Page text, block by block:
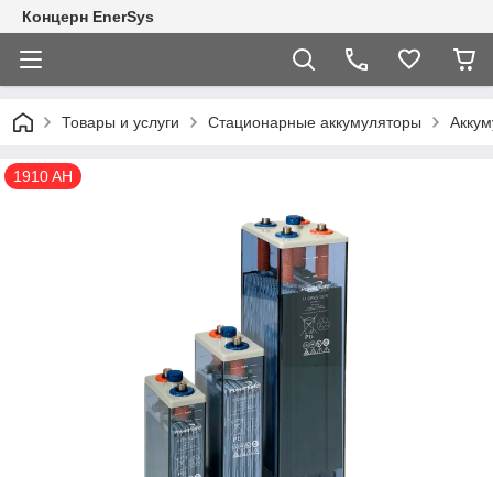
Концерн EnerSys
Товары и услуги Стационарные аккумуляторы
1910 AH